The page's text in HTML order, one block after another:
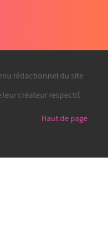
rédactionnel du site
leur créateur respectif.
Haut de page